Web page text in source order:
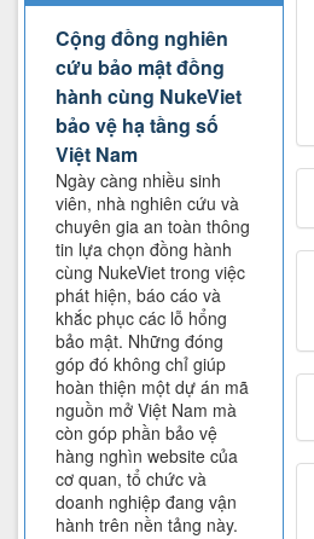
Cộng đồng nghiên
cứu bảo mật đồng
hành cùng NukeViet
bảo vệ hạ tầng số
Việt Nam
Ngày càng nhiều sinh
viên, nhà nghiên cứu và
chuyên gia an toàn thông
tin lựa chọn đồng hành
cùng NukeViet trong việc
phát hiện, báo cáo và
khắc phục các lỗ hổng
bảo mật. Những đóng
góp đó không chỉ giúp
hoàn thiện một dự án mã
nguồn mở Việt Nam mà
còn góp phần bảo vệ
hàng nghìn website của
cơ quan, tổ chức và
doanh nghiệp đang vận
hành trên nền tảng này.